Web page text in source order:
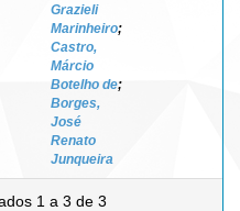
Grazieli
Marinheiro;
Castro,
Márcio
Botelho de;
Borges,
José
Renato
Junqueira
1 a 3 de 3